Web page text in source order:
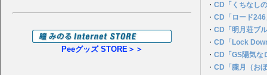
Peeグッズ STORE＞＞
・ CD「くちなし
・ CD「ロード246
・ CD「明月荘ブ
・ CD「Lock
・ CD「GS陽気な
・ CD「朧月（お